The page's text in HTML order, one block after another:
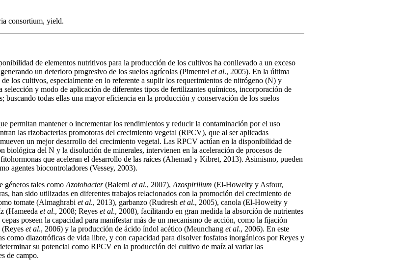
consortium, yield.
de elementos nutritivos para la producción de los cultivos ha conllevado a un exceso
un deterioro progresivo de los suelos agrícolas (Pimentel et al., 2005). En la última
los cultivos, especialmente en lo referente a suplir los requerimientos de nitrógeno (N) y
selección y modo de aplicación de diferentes tipos de fertilizantes químicos, incorporación de
buscando todas ellas una mayor eficiencia en la producción y conservación de los suelos
permitan mantener o incrementar los rendimientos y reducir la contaminación por el uso
las rizobacterias promotoras del crecimiento vegetal (RPCV), que al ser aplicadas
un mejor desarrollo del crecimiento vegetal. Las RPCV actúan en la disponibilidad de
biológica del N y la disolución de minerales, intervienen en la aceleración de procesos de
que aceleran el desarrollo de las raíces (Ahemad y Kibret, 2013). Asimismo, pueden
agentes biocontroladores (Vessey, 2003).
géneros tales como Azotobacter(Balemi et al., 2007), Azospirillum (El-Howeity y Asfour,
han sido utilizadas en diferentes trabajos relacionados con la promoción del crecimiento de
tomate (Almaghrabi et al., 2013), garbanzo (Rudresh et al., 2005), canola (El-Howeity y
(Hameeda et al., 2008; Reyes et al., 2008), facilitando en gran medida la absorción de nutrientes
poseen la capacidad para manifestar más de un mecanismo de acción, como la fijación
et al., 2006) y la producción de ácido índol acético (Meunchang et al., 2006). En este
como diazotróficas de vida libre, y con capacidad para disolver fosfatos inorgánicos por Reyes y
su potencial como RPCV en la producción del cultivo de maíz al variar las
de campo.